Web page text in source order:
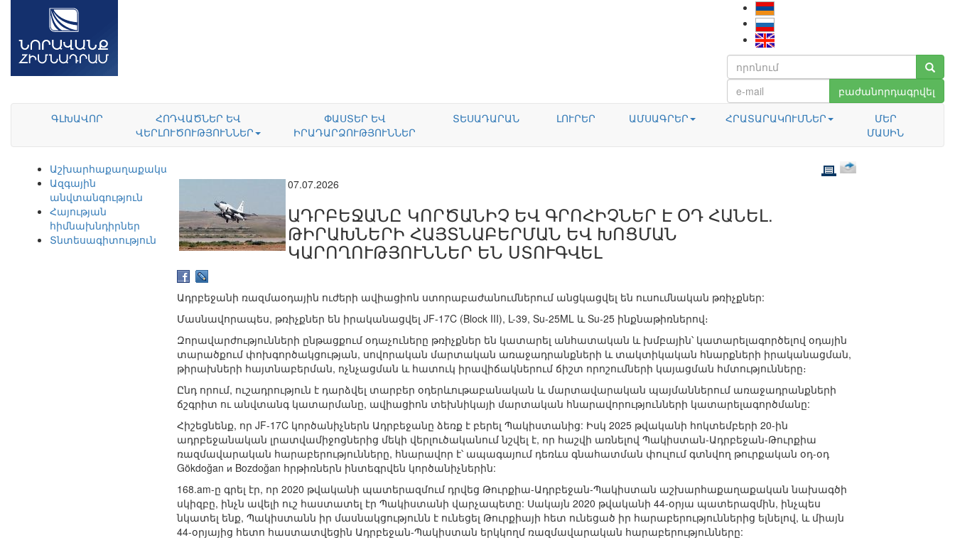
բաժանորդագրվել
ԳԼԽԱՎՈՐ
ՀՈԴՎԱԾՆԵՐ ԵՎ
ՎԵՐԼՈՒԾՈՒԹՅՈՒՆՆԵՐ
ՓԱՍՏԵՐ ԵՎ
ԻՐԱԴԱՐՁՈՒԹՅՈՒՆՆԵՐ
ՏԵՍԱԴԱՐԱՆ ԼՈՒՐԵՐ ԱՄՍԱԳՐԵՐ ՀՐԱՏԱՐԱԿՈՒՄՆԵՐ
ՄԵՐ
ՄԱՍԻՆ
Աշխարհաքաղաքականություն
Ազգային
անվտանգություն
Հայության
հիմնախնդիրներ
Տնտեսագիտություն
07.07.2026
ԱԴՐԲԵՋԱՆԸ ԿՈՐԾԱՆԻՉ ԵՎ ԳՐՈՀԻՉՆԵՐ Է ՕԴ ՀԱՆԵԼ.
ԹԻՐԱԽՆԵՐԻ ՀԱՅՏՆԱԲԵՐՄԱՆ ԵՎ ԽՈՑՄԱՆ
ԿԱՐՈՂՈՒԹՅՈՒՆՆԵՐ ԵՆ ՍՏՈՒԳՎԵԼ
Ադրբեջանի ռազմաօդային ուժերի ավիացիոն ստորաբաժանումներում անցկացվել են ուսումնական թռիչքներ:
Մասնավորապես, թռիչքներ են իրականացվել JF-17C (Block III), L-39, Su-25ML և Su-25 ինքնաթիռներով։
Զորավարժությունների ընթացքում օդաչուները թռիչքներ են կատարել անհատական և խմբային՝ կատարելագործելով օդային
տարածքում փոխգործակցության, սովորական մարտական առաջադրանքների և տակտիկական հնարքների իրականացման,
թիրախների հայտնաբերման, ոչնչացման և հատուկ իրավիճակներում ճիշտ որոշումների կայացման հմտությունները։
Ընդ որում, ուշադրություն է դարձվել տարբեր օդերևութաբանական և մարտավարական պայմաններում առաջադրանքների
ճշգրիտ ու անվտանգ կատարմանը, ավիացիոն տեխնիկայի մարտական հնարավորությունների կատարելագործմանը:
Հիշեցնենք, որ JF-17C կործանիչներն Ադրբեջանը ձեռք է բերել Պակիստանից: Իսկ 2025 թվականի հոկտեմբերի 20-ին
ադրբեջանական լրատվամիջոցներից մեկի վերլուծականում նշվել է, որ հաշվի առնելով Պակիստան-Ադրբեջան-Թուրքիա
ռազմավարական հարաբերությունները, հնարավոր է՝ ապագայում դեռևս գնահատման փուլում գտնվող թուրքական օդ-օդ
Gökdoğan и Bozdoğan հրթիռներն ինտեգրվեն կործանիչներին:
168.am-ը գրել էր, որ 2020 թվականի պատերազմում դրվեց Թուրքիա-Ադրբեջան-Պակիստան աշխարհաքաղաքական նախագծի
սկիզբը, ինչն ավելի ուշ հաստատել էր Պակիստանի վարչապետը: Սակայն 2020 թվականի 44-օրյա պատերազմին, ինչպես
նկատել ենք, Պակիստանն իր մասնակցությունն է ունեցել Թուրքիայի հետ ունեցած իր հարաբերություններից ելնելով, և միայն
44-օրյայից հետո հաստատվեցին Ադրբեջան-Պակիստան երկկողմ ռազմավարական հարաբերությունները: